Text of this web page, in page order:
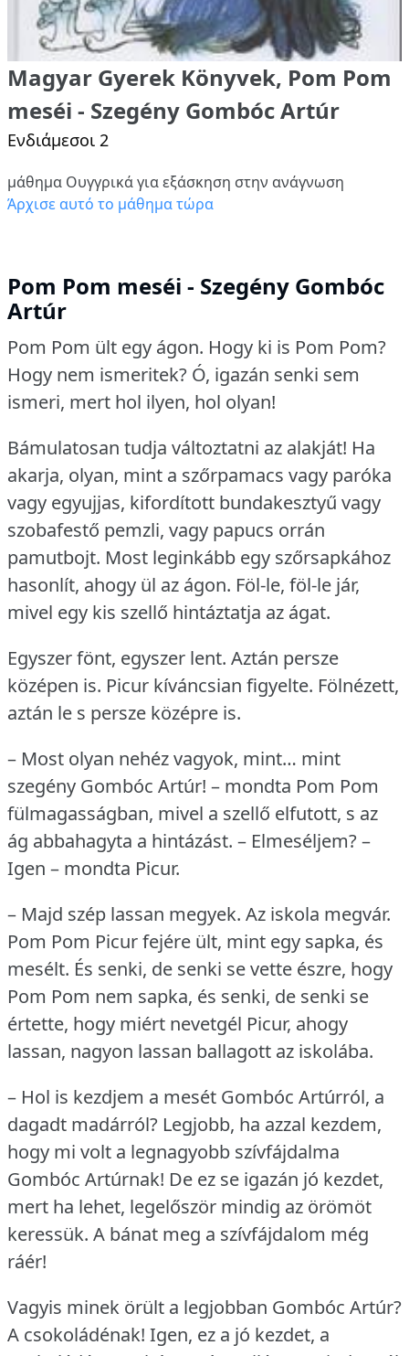
Magyar Gyerek Könyvek, Pom Pom
meséi - Szegény Gombóc Artúr
Ενδιάμεσοι 2
μάθημα Ουγγρικά για εξάσκηση στην ανάγνωση
Άρχισε αυτό το μάθημα τώρα
Pom Pom meséi - Szegény Gombóc
Artúr
Pom Pom ült egy ágon. Hogy ki is Pom Pom?
Hogy nem ismeritek? Ó, igazán senki sem
ismeri, mert hol ilyen, hol olyan!
Bámulatosan tudja változtatni az alakját! Ha
akarja, olyan, mint a szőrpamacs vagy paróka
vagy egyujjas, kifordított bundakesztyű vagy
szobafestő pemzli, vagy papucs orrán
pamutbojt. Most leginkább egy szőrsapkához
hasonlít, ahogy ül az ágon. Föl-le, föl-le jár,
mivel egy kis szellő hintáztatja az ágat.
Egyszer fönt, egyszer lent. Aztán persze
középen is. Picur kíváncsian figyelte. Fölnézett,
aztán le s persze középre is.
– Most olyan nehéz vagyok, mint… mint
szegény Gombóc Artúr! – mondta Pom Pom
fülmagasságban, mivel a szellő elfutott, s az
ág abbahagyta a hintázást. – Elmeséljem?–
Igen – mondta Picur.
– Majd szép lassan megyek. Az iskola megvár.
Pom Pom Picur fejére ült, mint egy sapka, és
mesélt. És senki, de senki se vette észre, hogy
Pom Pom nem sapka, és senki, de senki se
értette, hogy miért nevetgél Picur, ahogy
lassan, nagyon lassan ballagott az iskolába.
– Hol is kezdjem a mesét Gombóc Artúrról, a
dagadt madárról? Legjobb, ha azzal kezdem,
hogy mi volt a legnagyobb szívfájdalma
Gombóc Artúrnak! De ez se igazán jó kezdet,
mert ha lehet, legelőször mindig az örömöt
keressük. A bánat meg a szívfájdalom még
ráér!
Vagyis minek örült a legjobban Gombóc Artúr?
A csokoládénak! Igen, ez a jó kezdet, a